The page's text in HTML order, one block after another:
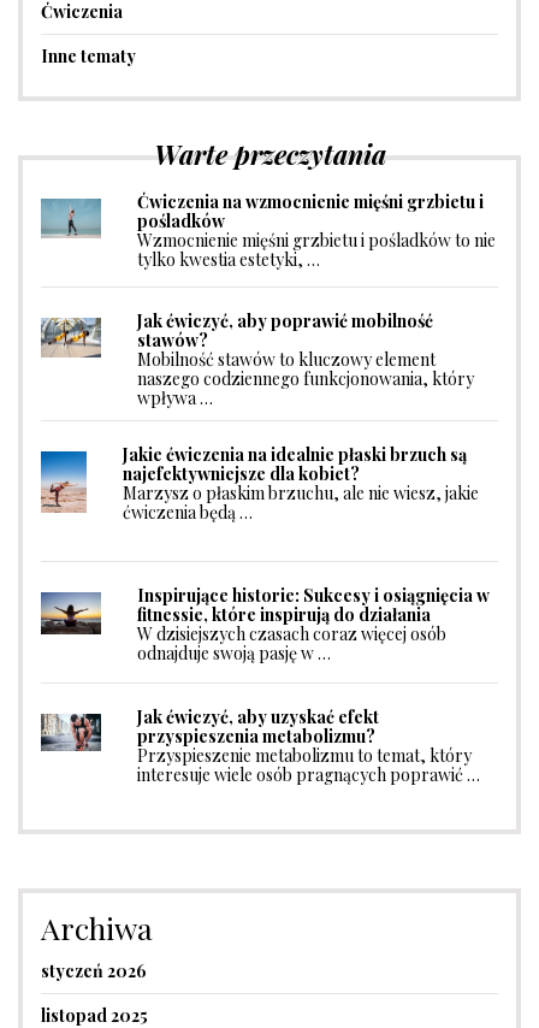
Ćwiczenia
Inne tematy
Warte przeczytania
Ćwiczenia na wzmocnienie mięśni grzbietu i
pośladków
Wzmocnienie mięśni grzbietu i pośladków to nie
tylko kwestia estetyki, …
Jak ćwiczyć, aby poprawić mobilność
stawów?
Mobilność stawów to kluczowy element
naszego codziennego funkcjonowania, który
wpływa …
Jakie ćwiczenia na idealnie płaski brzuch są
najefektywniejsze dla kobiet?
Marzysz o płaskim brzuchu, ale nie wiesz, jakie
ćwiczenia będą …
Inspirujące historie: Sukcesy i osiągnięcia w
fitnessie, które inspirują do działania
W dzisiejszych czasach coraz więcej osób
odnajduje swoją pasję w …
Jak ćwiczyć, aby uzyskać efekt
przyspieszenia metabolizmu?
Przyspieszenie metabolizmu to temat, który
interesuje wiele osób pragnących poprawić …
Archiwa
styczeń 2026
listopad 2025